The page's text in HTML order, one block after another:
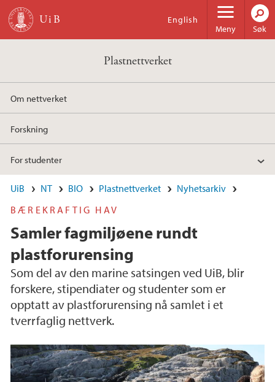
Hopp til hovedinnhold
Meny
English
Søk
Plastnettverket
Om nettverket
Forskning
For studenter
UiB NT BIO Plastnettverket
Nyhetsarkiv
BÆREKRAFTIG HAV
Samler fagmiljøene rundt
plastforurensing
Som del av den marine satsingen ved UiB, blir
forskere, stipendiater og studenter som er
opptatt av plastforurensing nå samlet i et
tverrfaglig nettverk.